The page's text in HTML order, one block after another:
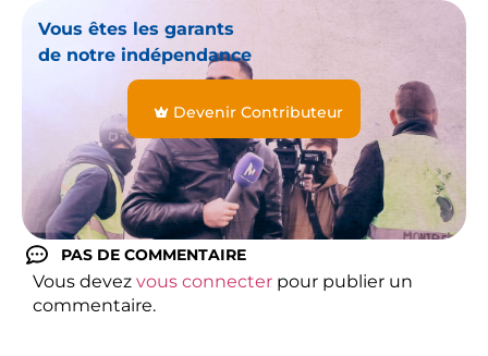
Vous êtes les garants
de notre indépendance
Devenir Contributeur
PAS DE COMMENTAIRE
Vous devez vous connecter pour publier un
commentaire.